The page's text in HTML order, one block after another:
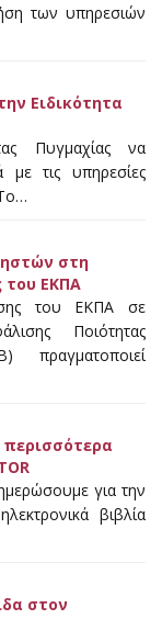
των υπηρεσιών
Ειδικότητα
Πυγμαχίας να
με τις υπηρεσίες
στη
του ΕΚΠΑ
του ΕΚΠΑ σε
Ποιότητας
πραγματοποιεί
για την
βιβλία
στον